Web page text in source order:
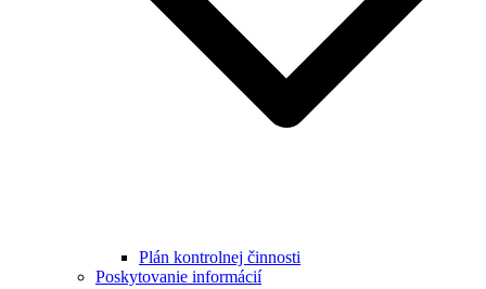
Plán kontrolnej činnosti
Poskytovanie informácií